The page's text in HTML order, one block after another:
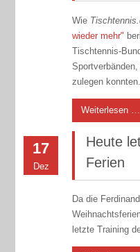
Wie
wieder mehr"
Tischtennis-
zulegen konnten.
Weiterlesen …
17
Dez
Heute
Ferien
Da die
letzte Training